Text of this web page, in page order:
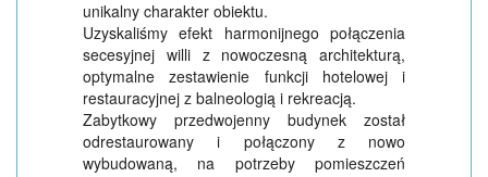
unikalny charakter obiektu.
Uzyskaliśmy efekt harmonijnego połączenia
secesyjnej willi z nowoczesną architekturą,
optymalne zestawienie funkcji hotelowej i
restauracyjnej z balneologią i rekreacją.
Zabytkowy przedwojenny budynek został
odrestaurowany i połączony z nowo
wybudowaną, na potrzeby pomieszczeń